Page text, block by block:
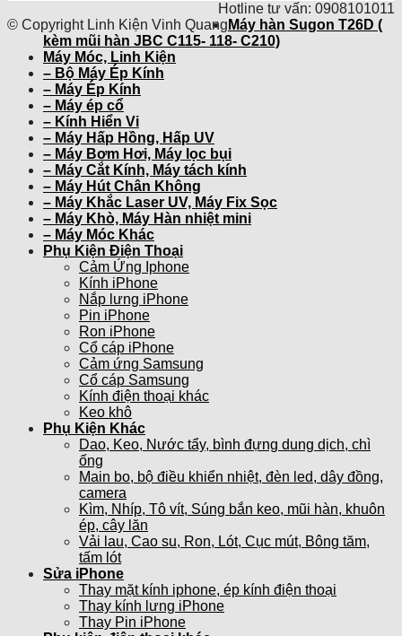
Hotline tư vấn: 0908101011
© Copyright Linh Kiện Vinh Quang Máy hàn Sugon T26D (
kèm mũi hàn JBC C115- 118- C210)
Máy Móc, Linh Kiện
– Bộ Máy Ép Kính
– Máy Ép Kính
– Máy ép cổ
– Kính Hiển Vi
– Máy Hấp Hồng, Hấp UV
– Máy Bơm Hơi, Máy lọc bụi
– Máy Cắt Kính, Máy tách kính
– Máy Hút Chân Không
– Máy Khắc Laser UV, Máy Fix Sọc
– Máy Khò, Máy Hàn nhiệt mini
– Máy Móc Khác
Phụ Kiện Điện Thoại
Cảm Ứng Iphone
Kính iPhone
Nắp lưng iPhone
Pin iPhone
Ron iPhone
Cổ cáp iPhone
Cảm ứng Samsung
Cổ cáp Samsung
Kính điện thoại khác
Keo khô
Phụ Kiện Khác
Dao, Keo, Nước tẩy, bình đựng dung dịch, chì
ống
Main bo, bộ điều khiển nhiệt, đèn led, dây đồng,
camera
Kìm, Nhíp, Tô vít, Súng bắn keo, mũi hàn, khuôn
ép, cây lăn
Vải lau, Cao su, Ron, Lót, Cục mút, Bông tăm,
tấm lót
Sửa iPhone
Thay mặt kính iphone, ép kính điện thoại
Thay kính lưng iPhone
Thay Pin iPhone